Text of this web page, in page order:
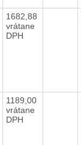
1682,88
vrátane
DPH
1189,00
vrátane
DPH